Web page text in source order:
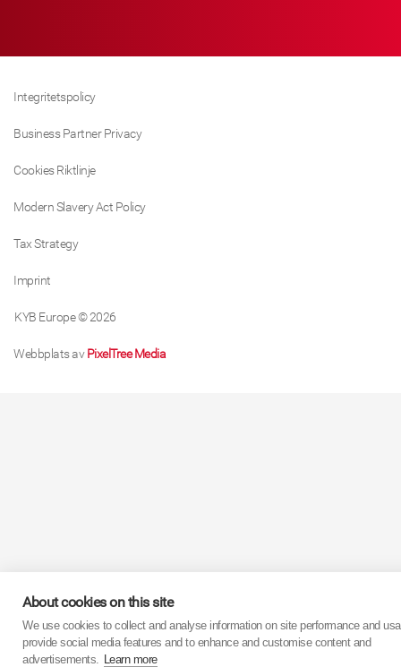
Integritetspolicy
Business Partner Privacy
Cookies Riktlinje
Modern Slavery Act Policy
Tax Strategy
Imprint
KYB Europe © 2026
Webbplats avPixelTree Media
About cookies on this site
We use cookies to collect and analyse information on site performance and
provide social media features and to enhance and customise content and
advertisements. Learn more